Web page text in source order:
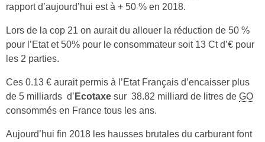
rapport d’aujourd’hui est à + 50 % en 2018.
Lors de la cop 21 on aurait du allouer la réduction de 50 %
pour l’Etat et 50% pour le consommateur soit 13 Ct d’€ pour
les 2 parties.
Ces 0.13 € aurait permis à l’Etat Français d’encaisser plus
de 5 milliards d’Ecotaxe sur 38.82 milliard de litres de GO
consommés en France tous les ans.
Aujourd’hui fin 2018 les hausses brutales du carburant font